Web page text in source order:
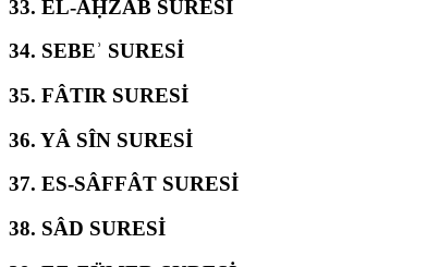
33. EL-AḤZÂB SURESİ
34. SEBEʾ SURESİ
35. FÂTIR SURESİ
36. YÂ SÎN SURESİ
37. ES-SÂFFÂT SURESİ
38. SÂD SURESİ